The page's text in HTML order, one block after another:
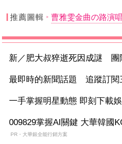
推薦圖輯 曹雅雯金曲の路演
新／肥大叔猝逝死因成謎 團
最即時的新聞話題 追蹤訂閱
一手掌握明星動態 即刻下載
009829掌握AI關鍵 大華韓國
PR・大華銀全能行銷方案